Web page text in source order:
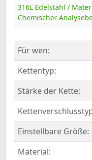
316L Edelstahl /
Chemischer
Für wen:
Kettentyp:
Stärke der Kette:
Einstellbare Größe:
Material: